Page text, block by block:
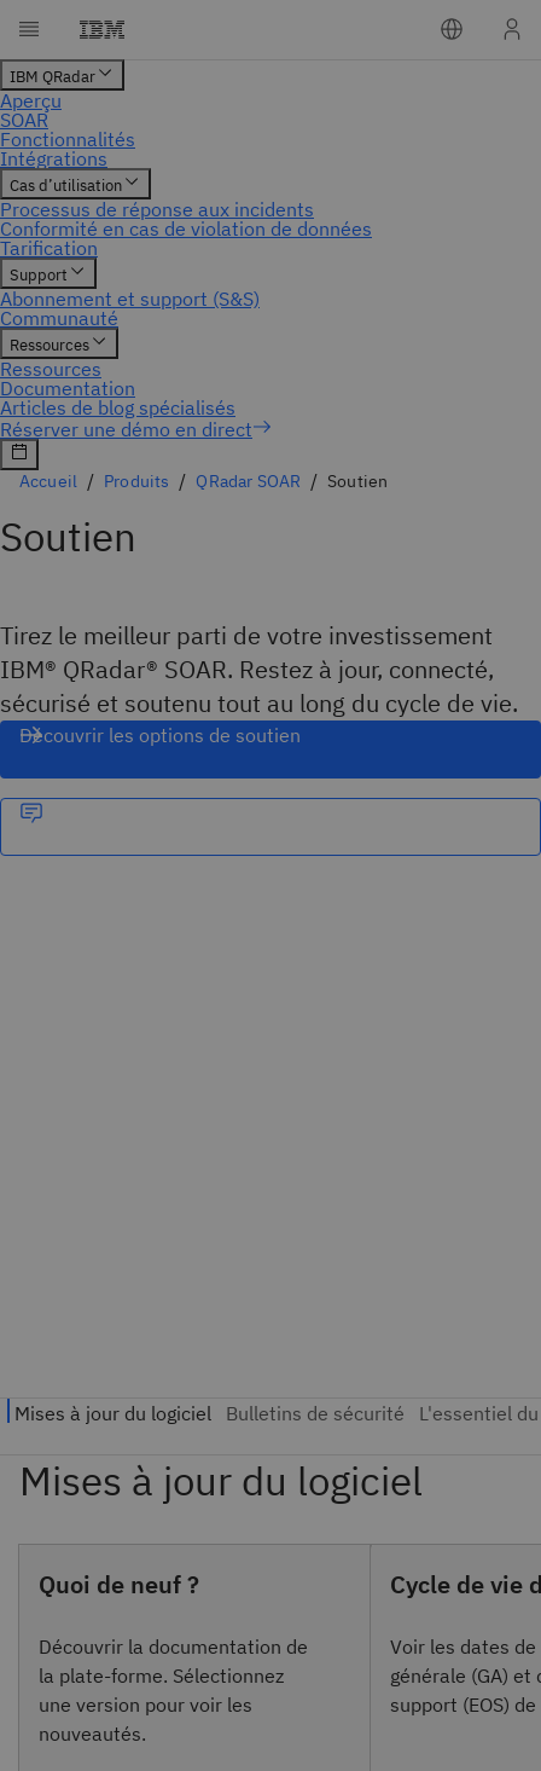
Accueil Produits QRadar SOAR Soutien
Soutien
Tirez le meilleur parti de votre investissement
IBM® QRadar® SOAR. Restez à jour, connecté,
sécurisé et soutenu tout au long du cycle de vie.
Découvrir les options de soutien
Quoi de neuf ?
Découvrir la documentation de
la plate-forme. Sélectionnez
une version pour voir les
nouveautés.
Cycle de vie
Voir les dates
générale (GA) et
support (EOS) de